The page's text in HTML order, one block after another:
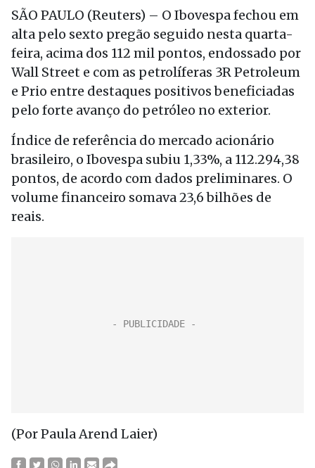
SÃO PAULO (Reuters) – O Ibovespa fechou em
alta pelo sexto pregão seguido nesta quarta-
feira, acima dos 112 mil pontos, endossado por
Wall Street e com as petrolíferas 3R Petroleum
e Prio entre destaques positivos beneficiadas
pelo forte avanço do petróleo no exterior.
Índice de referência do mercado acionário
brasileiro, o Ibovespa subiu 1,33%, a 112.294,38
pontos, de acordo com dados preliminares. O
volume financeiro somava 23,6 bilhões de
reais.
(Por Paula Arend Laier)